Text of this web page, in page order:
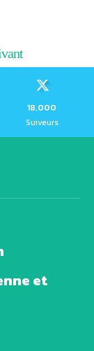
18,000
Suiveurs
et